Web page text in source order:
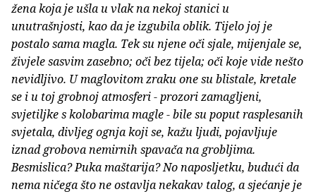
žena koja je ušla u vlak na nekoj stanici u
unutrašnjosti, kao da je izgubila oblik. Tijelo joj je
postalo sama magla. Tek su njene oči sjale, mijenjale se,
živjele sasvim zasebno; oči bez tijela; oči koje vide nešto
nevidljivo. U maglovitom zraku one su blistale, kretale
se i u toj grobnoj atmosferi - prozori zamagljeni,
svjetiljke s kolobarima magle - bile su poput rasplesanih
svjetala, divljeg ognja koji se, kažu ljudi, pojavljuje
iznad grobova nemirnih spavača na grobljima.
Besmislica? Puka maštarija? No naposljetku, budući da
nema ničega što ne ostavlja nekakav talog, a sjećanje je